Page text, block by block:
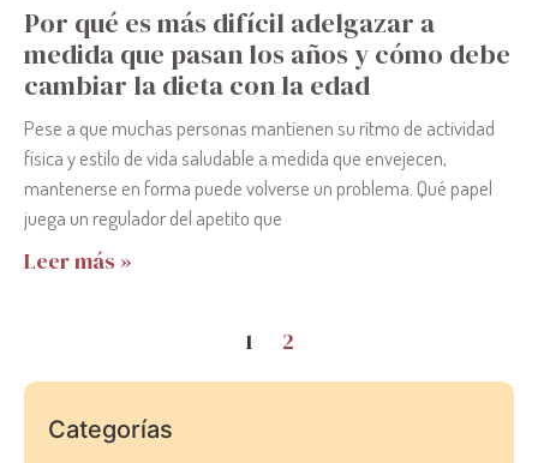
Por qué es más difícil adelgazar a
medida que pasan los años y cómo debe
cambiar la dieta con la edad
Pese a que muchas personas mantienen su ritmo de actividad
física y estilo de vida saludable a medida que envejecen,
mantenerse en forma puede volverse un problema. Qué papel
juega un regulador del apetito que
Leer más »
1 2
Categorías